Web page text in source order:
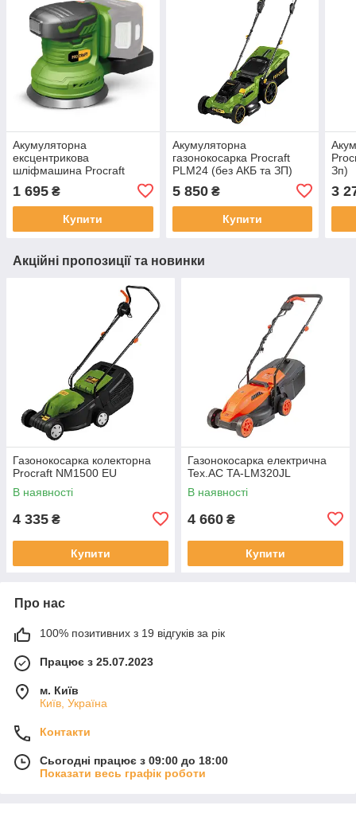
Акумуляторна
ексцентрикова
шліфмашина Procraft
1 695 ₴
Купити
Акумуляторна
газонокосарка Procraft
PLM24 (без АКБ та ЗП)
5 850₴
Купити
Зп)
3
Акційні пропозиції та новинки
Газонокосарка колекторна
Procraft NM1500 EU
В наявності
4 335 ₴
Купити
Газонокосарка електрична
Tex.AC TA-LM320JL
В наявності
4 660 ₴
Купити
Про нас
100% позитивних з 19 відгуків за рік
Працює з 25.07.2023
м. Київ
Київ, Україна
Контакти
Сьогодні працює з 09:00 до 18:00
Показати весь графік роботи